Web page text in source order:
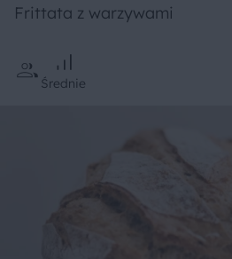
Frittata z warzywami
Średnie